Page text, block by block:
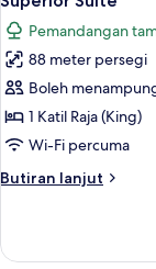
semua
foto
untuk
Superior
Suite
Pemandangan
88 meter persegi
Boleh
1 Katil Raja (King)
Wi-Fi percuma
Butiran lanjut
Butiran
Suite